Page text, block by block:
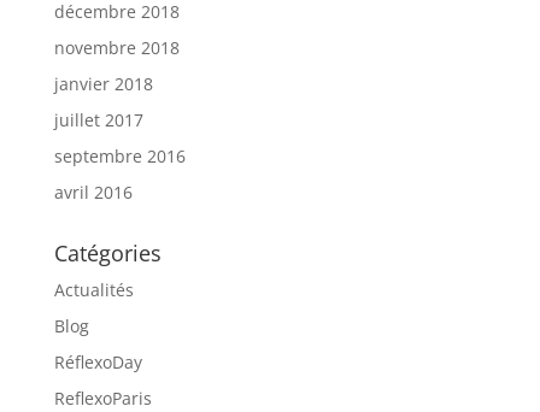
décembre 2018
novembre 2018
janvier 2018
juillet 2017
septembre 2016
avril 2016
Catégories
Actualités
Blog
RéflexoDay
ReflexoParis